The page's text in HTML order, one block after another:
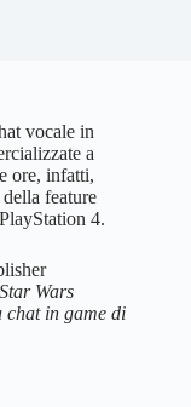
vocale in
a
ore, infatti,
feature
4.
Wars
chat in game di